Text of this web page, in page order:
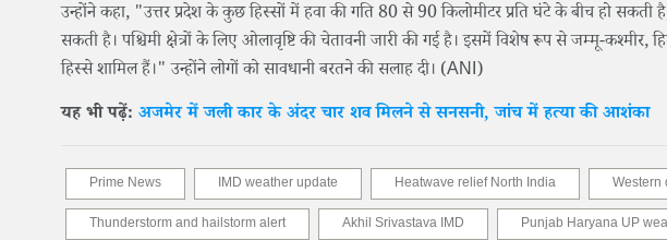
उन्होंने कहा, "उत्तर प्रदेश के कुछ हिस्सों में हवा की गति 80 से 90 किलोमीटर प्रति घंटे के बीच हो
सकती है। पश्चिमी क्षेत्रों के लिए ओलावृष्टि की चेतावनी जारी की गई है। इसमें विशेष रूप से जम्मू-कश्मीर,
हिस्से शामिल हैं।" उन्होंने लोगों को सावधानी बरतने की सलाह दी। (ANI)
यह भी पढ़ें: अजमेर में जली कार के अंदर चार शव मिलने से सनसनी, जांच में हत्या की आशंका
Prime News IMD weather update Heatwave relief North India Western
Thunderstorm and hailstorm alert
Akhil Srivastava IMD Punjab Haryana UP